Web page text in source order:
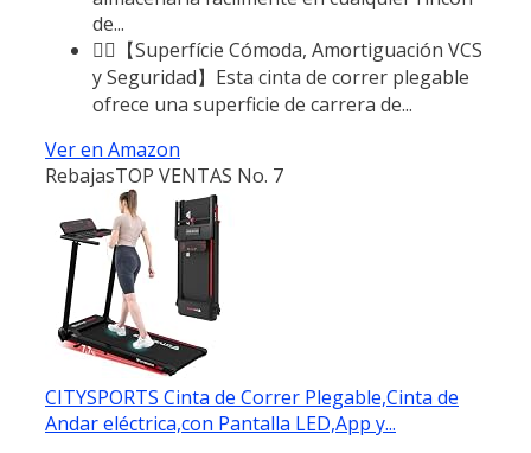
de...
🏃‍♂️【Superfície Cómoda, Amortiguación VCS
y Seguridad】Esta cinta de correr plegable
ofrece una superficie de carrera de...
Ver en Amazon
RebajasTOP VENTAS No. 7
CITYSPORTS Cinta de Correr Plegable,Cinta de
Andar eléctrica,con Pantalla LED,App y...